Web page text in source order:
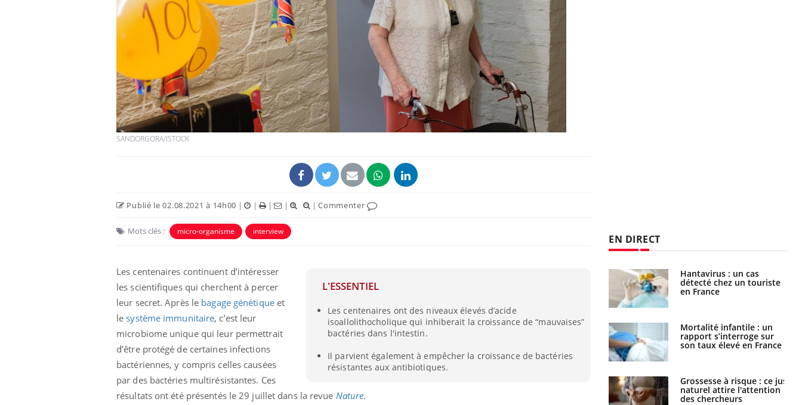
SANDORGORA/ISTOCK
Publié le 02.08.2021 à 14h00 | | | | |Commenter
Mots clés : micro-organisme interview
L'ESSENTIEL
Les centenaires ont des niveaux élevés d’acide
isoallolithocholique qui inhiberait la croissance de “mauvaises”
bactéries dans l'intestin.
Il parvient également à empêcher la croissance de bactéries
résistantes aux antibiotiques.
Les centenaires continuent d’intéresser
les scientifiques qui cherchent à percer
leur secret. Après le bagage génétiqueet
le système immunitaire, c’est leur
microbiome unique qui leur permettrait
d’être protégé de certaines infections
bactériennes, y compris celles causées
par des bactéries multirésistantes. Ces
résultats ont été présentés le 29 juillet dans la revue Nature.
EN DIRECT
Éclipse solaire du 12 août
: “Des verres adaptés,
c'est indispensable pour
la santé des yeux”
modifient votre cerveau !
Mon enfant est-il trop
sensible ou simplement
très empathique ?
quelle trousse à
pharmacie pour les
Syndrome métabolique :
quels sont les meilleurs
Hantavirus : un cas
détecté chez un touriste
en France
Mortalité infantile : un
rapport s’interroge sur
son taux élevé en France
Grossesse à risque : ce jus
naturel attire l'attention
des chercheurs
Comment oublier les
écrans en vacances ?
Toujours connectés :
comment le travail
empiète de plus en plus
Cancer colorectal : une
stratégie simple aurait
changé la donne au Pays